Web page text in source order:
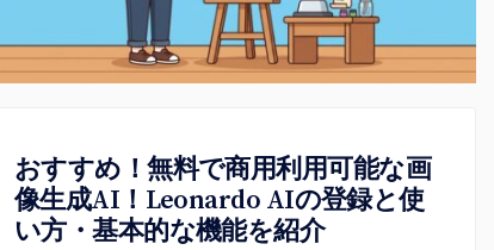
おすすめ！無料で商用利用可能な画
像生成AI！Leonardo AIの登録と使
い方・基本的な機能を紹介